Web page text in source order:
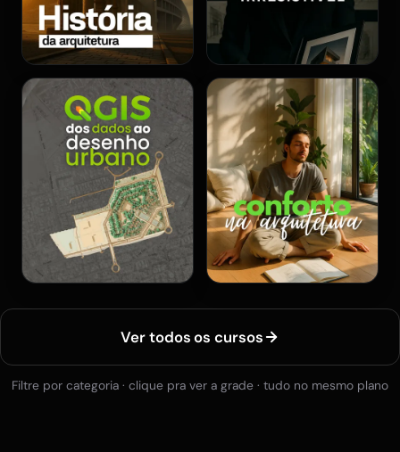
Ver todos os cursos
Filtre por categoria · clique pra ver a grade · tudo no mesmo plano